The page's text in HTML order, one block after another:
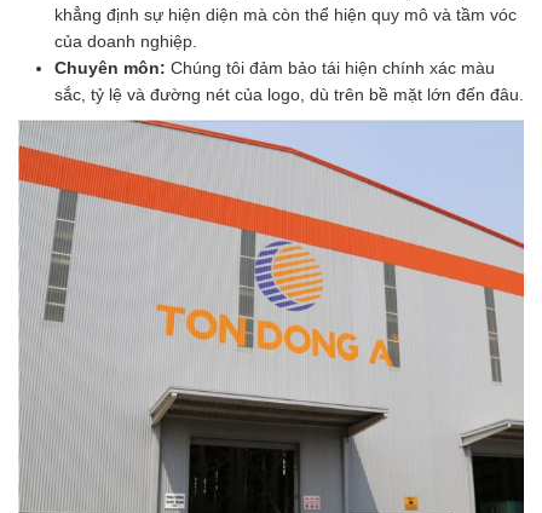
khẳng định sự hiện diện mà còn thể hiện quy mô và tầm vóc
của doanh nghiệp.
Chuyên môn: Chúng tôi đảm bảo tái hiện chính xác màu
sắc, tỷ lệ và đường nét của logo, dù trên bề mặt lớn đến đâu.